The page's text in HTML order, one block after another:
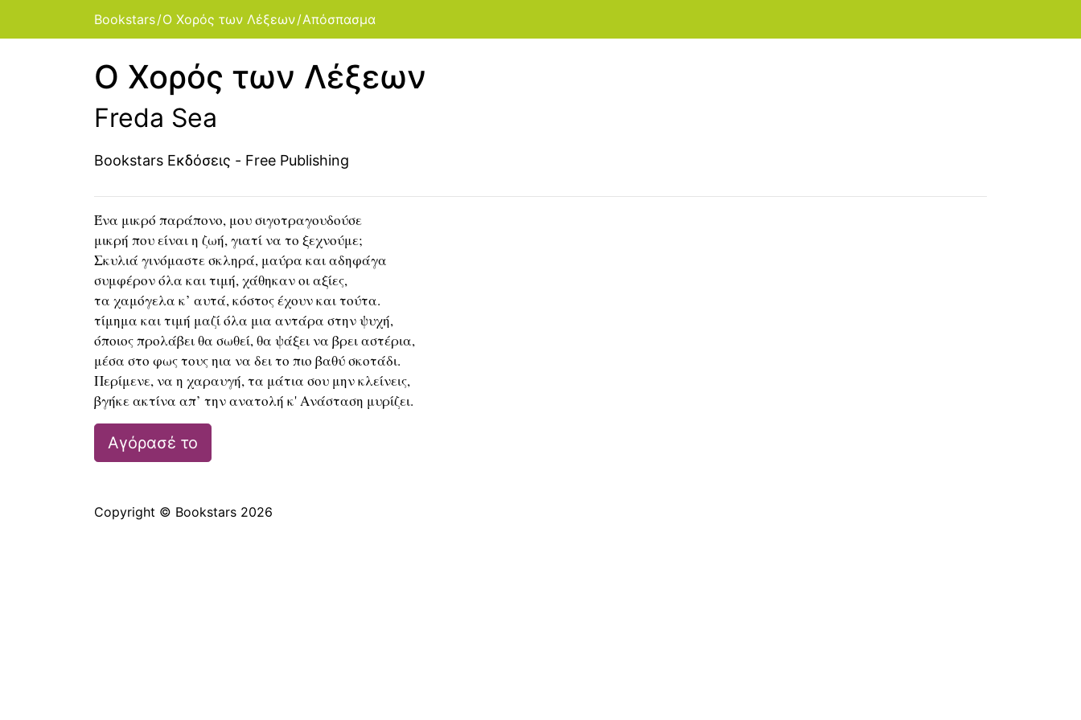
Bookstars Ο Χορός των Λέξεων Απόσπασμα
Ο Χορός των Λέξεων
Freda Sea
Bookstars Εκδόσεις - Free Publishing
Ένα μικρό παράπονο, μου σιγοτραγουδούσε
μικρή που είναι η ζωή, γιατί να το ξεχνούμε;
Σκυλιά γινόμαστε σκληρά, μαύρα και αδηφάγα
συμφέρον όλα και τιμή, χάθηκαν οι αξίες,
τα χαμόγελα κ’ αυτά, κόστος έχουν και τούτα.
τίμημα και τιμή μαζί όλα μια αντάρα στην ψυχή,
όποιος προλάβει θα σωθεί, θα ψάξει να βρει αστέρια,
μέσα στο φως τους ηια να δει το πιο βαθύ σκοτάδι.
Περίμενε, να η χαραυγή, τα μάτια σου μην κλείνεις,
βγήκε ακτίνα απ’ την ανατολή κ' Ανάσταση μυρίζει.
Copyright © Bookstars 2026